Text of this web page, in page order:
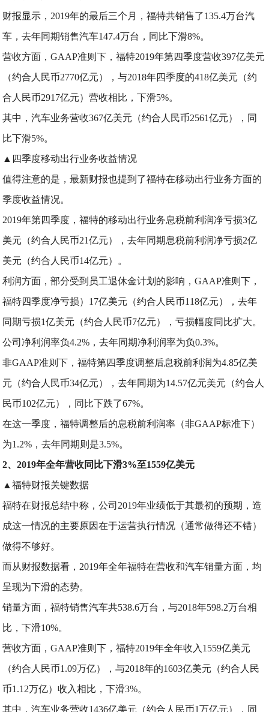
财报显示，2019年的最后三个月，福特共销售了135.4万台汽
车，去年同期销售汽车147.4万台，同比下滑8%。
营收方面，GAAP准则下，福特2019年第四季度营收397亿美元
（约合人民币2770亿元），与2018年四季度的418亿美元（约
合人民币2917亿元）营收相比，下滑5%。
其中，汽车业务营收367亿美元（约合人民币2561亿元），同
比下滑5%。
▲四季度移动出行业务收益情况
值得注意的是，最新财报也提到了福特在移动出行业务方面的
季度收益情况。
2019年第四季度，福特的移动出行业务息税前利润净亏损3亿
美元（约合人民币21亿元），去年同期息税前利润净亏损2亿
美元（约合人民币14亿元）。
利润方面，部分受到员工退休金计划的影响，GAAP准则下，
福特四季度净亏损）17亿美元（约合人民币118亿元），去年
同期亏损1亿美元（约合人民币7亿元），亏损幅度同比扩大。
公司净利润率负4.2%，去年同期净利润率为负0.3%。
非GAAP准则下，福特第四季度调整后息税前利润为4.85亿美
元（约合人民币34亿元），去年同期为14.57亿元美元（约合人
民币102亿元），同比下跌了67%。
在这一季度，福特调整后的息税前利润率（非GAAP标准下）
为1.2%，去年同期则是3.5%。
2、2019年全年营收同比下滑3%至1559亿美元
▲福特财报关键数据
福特在财报总结中称，公司2019年业绩低于其最初的预期，造
成这一情况的主要原因在于运营执行情况（通常做得还不错）
做得不够好。
而从财报数据看，2019年全年福特在营收和汽车销量方面，均
呈现为下滑的态势。
销量方面，福特销售汽车共538.6万台，与2018年598.2万台相
比，下滑10%。
营收方面，GAAP准则下，福特2019年全年收入1559亿美元
（约合人民币1.09万亿），与2018年的1603亿美元（约合人民
币1.12万亿）收入相比，下滑3%。
其中，汽车业务营收1436亿美元（约合人民币1万亿元），同